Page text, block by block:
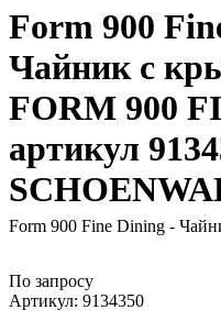
Form 900
Чайник с
FORM 900
артикул
Form 900 Fine Dining -
По запросу
Артикул: 9134350